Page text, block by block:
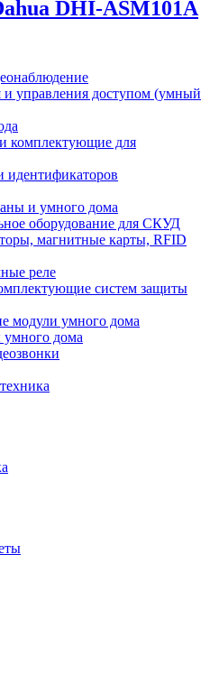
DHI-ASM101A
управления доступом (умный
комплектующие для
идентификаторов
и умного дома
оборудование для СКУД
магнитные карты, RFID
реле
систем защиты
модули умного дома
дома